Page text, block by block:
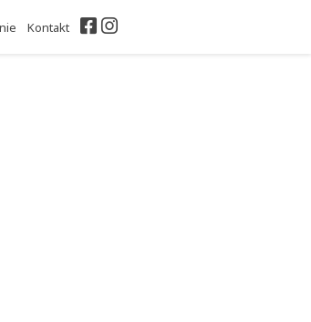
Kontakt Facebook
Instagram